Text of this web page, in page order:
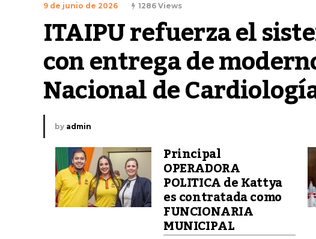
9 de junio de 2026 1286 Views
ITAIPU refuerza el
con entrega de
Nacional de
by admin
Principal
OPERADORA
POLITICA de Kattya
es contratada como
FUNCIONARIA
MUNICIPAL